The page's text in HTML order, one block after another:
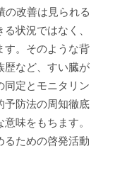
の改善は見られる
状況ではなく、
。 そのような背
歴など、すい臓が
同定とモニタリン
予防法の周知徹底
味をもちます。
るための啓発活動